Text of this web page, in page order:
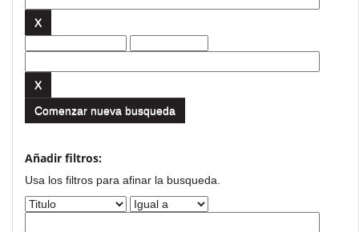
Comenzar nueva busqueda
Añadir filtros:
Usa los filtros para afinar la busqueda.